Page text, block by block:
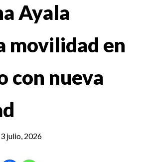
Ayala
movilidad en
con nueva
3 julio, 2026